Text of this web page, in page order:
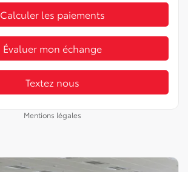
Calculer les paiements
Évaluer mon échange
Textez nous
Mentions légales